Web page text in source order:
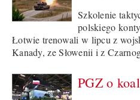
Szkolenie
polskiego
Łotwie trenowali w lipcu z
Kanady, ze Słowenii i z
PGZ o